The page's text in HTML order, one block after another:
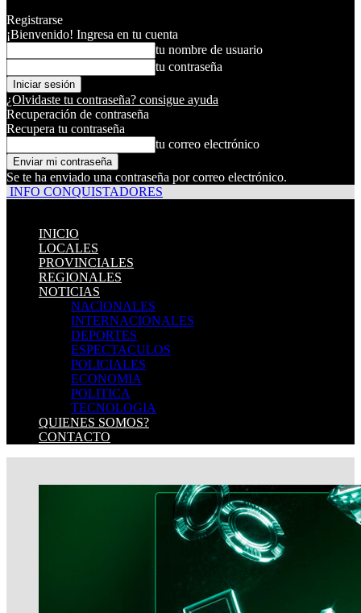
Registrarse
¡Bienvenido! Ingresa en tu cuenta
tu nombre de usuario
tu contraseña
¿Olvidaste tu contraseña? consigue ayuda
Recuperación de contraseña
Recupera tu contraseña
tu correo electrónico
Se te ha enviado una contraseña por correo electrónico.
INFO CONQUISTADORES
INICIO
LOCALES
PROVINCIALES
REGIONALES
NOTICIAS
NACIONALES
INTERNACIONALES
DEPORTES
ESPECTACULOS
POLICIALES
ECONOMIA
POLITICA
TECNOLOGIA
QUIENES SOMOS?
CONTACTO